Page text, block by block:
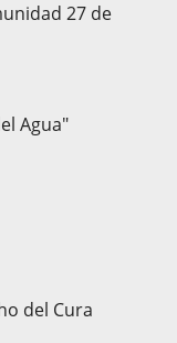
27 de
Agua"
del Cura